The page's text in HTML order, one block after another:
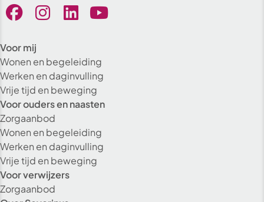
Voor mij
Wonen en begeleiding
Werken en daginvulling
Vrije tijd en beweging
Voor ouders en naasten
Zorgaanbod
Wonen en begeleiding
Werken en daginvulling
Vrije tijd en beweging
Voor verwijzers
Zorgaanbod